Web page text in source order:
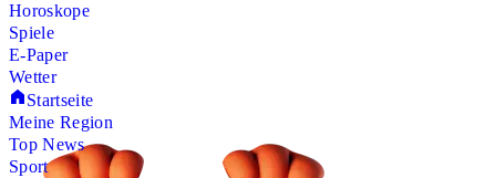
Horoskope
Spiele
E-Paper
Wetter
Startseite
Meine Region
Top News
Sport